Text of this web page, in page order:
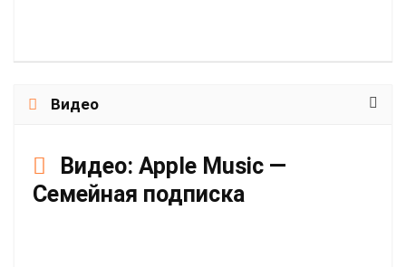
Видео
Видео: Apple Music —
Семейная подписка